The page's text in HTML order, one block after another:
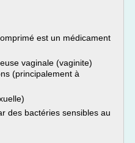
est un médicament
vaginale (vaginite)
(principalement à
des bactéries sensibles au